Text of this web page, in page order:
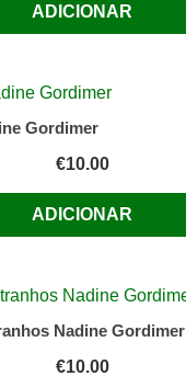
ADICIONAR
Gordimer
€10.00
ADICIONAR
Nadine Gordimer
€10.00